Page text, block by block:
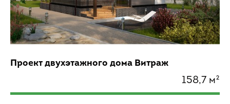
Проект двухэтажного дома Витраж
158,7 м²